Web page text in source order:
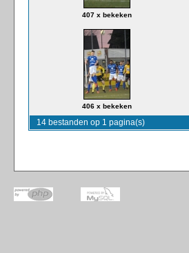
407 x bekeken
406 x bekeken
14 bestanden op 1 pagina(s)